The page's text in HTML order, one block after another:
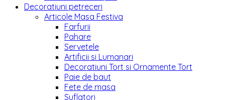
Decoratiuni petreceri
Articole Masa Festiva
Farfurii
Pahare
Servetele
Artificii si Lumanari
Decoratiuni Tort si Ornamente Tort
Paie de baut
Fete de masa
Suflatori